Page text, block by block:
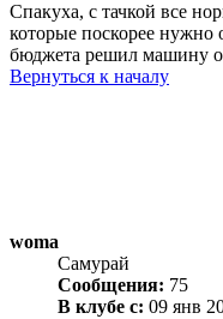
Спакуха, с тачкой все
которые поскорее нужно
бюджета решил машину
Вернуться к началу
woma
Самурай
Сообщения: 75
В клубе с: 09 янв